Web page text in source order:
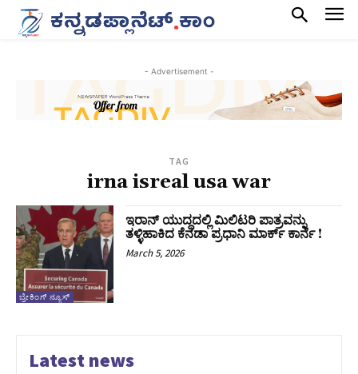
- Advertisement -
TAG
irna isreal usa war
ಬ್ರೇಕಿಂಗ್ ನ್ಯೂಸ್
ಇರಾನ್ ಯುದ್ಧದಲ್ಲಿ ಮಿಲಿಟರಿ ಪಾತ್ರವನ್ನು
ತಳ್ಳಿಹಾಕಿದ ಕೆನಡಾ ಪ್ರಧಾನಿ ಮಾರ್ಕ್ ಕಾರ್ನೆ !
March 5, 2026
Latest news